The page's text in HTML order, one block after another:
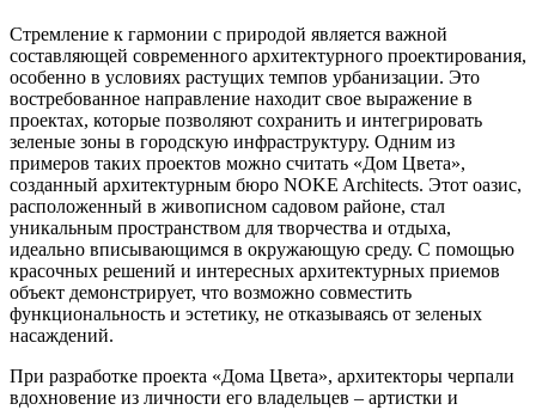
Стремление к гармонии с природой является важной
составляющей современного архитектурного проектирования,
особенно в условиях растущих темпов урбанизации. Это
востребованное направление находит свое выражение в
проектах, которые позволяют сохранить и интегрировать
зеленые зоны в городскую инфраструктуру. Одним из
примеров таких проектов можно считать «Дом Цвета»,
созданный архитектурным бюро NOKE Architects. Этот оазис,
расположенный в живописном садовом районе, стал
уникальным пространством для творчества и отдыха,
идеально вписывающимся в окружающую среду. С помощью
красочных решений и интересных архитектурных приемов
объект демонстрирует, что возможно совместить
функциональность и эстетику, не отказываясь от зеленых
насаждений.
При разработке проекта «Дома Цвета», архитекторы черпали
вдохновение из личности его владельцев – артистки и